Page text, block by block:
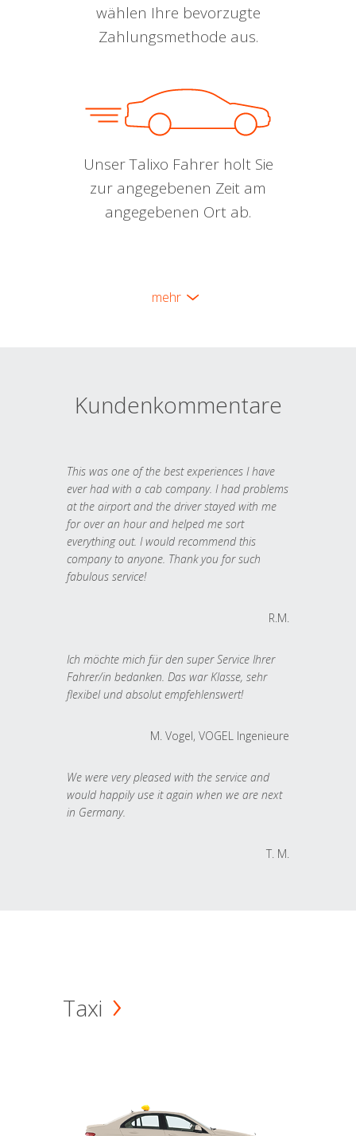
wählen Ihre bevorzugte
Zahlungsmethode aus.
Unser Talixo Fahrer holt Sie
zur angegebenen Zeit am
angegebenen Ort ab.
mehr
Kundenkommentare
This was one of the best experiences I have
ever had with a cab company. I had problems
at the airport and the driver stayed with me
for over an hour and helped me sort
everything out. I would recommend this
company to anyone. Thank you for such
fabulous service!
R.M.
Ich möchte mich für den super Service Ihrer
Fahrer/in bedanken. Das war Klasse, sehr
flexibel und absolut empfehlenswert!
M. Vogel, VOGEL Ingenieure
We were very pleased with the service and
would happily use it again when we are next
in Germany.
T. M.
Taxi